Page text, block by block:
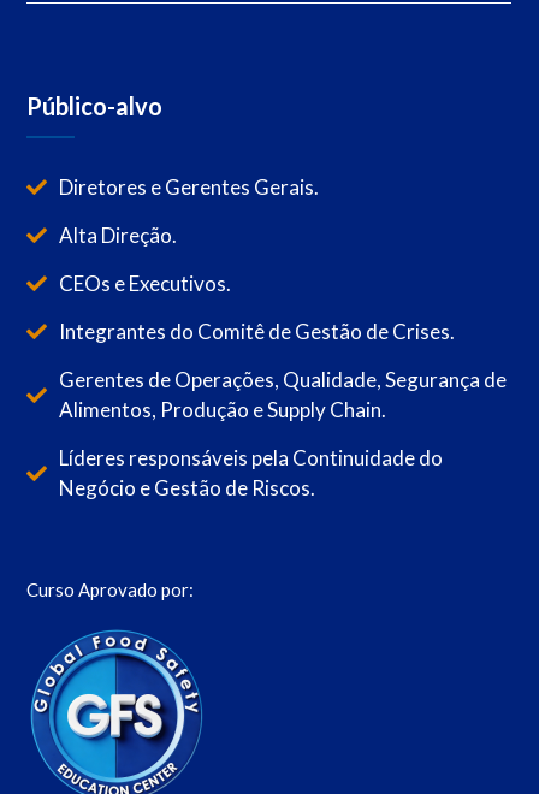
Público-alvo
Diretores e Gerentes Gerais.
Alta Direção.
CEOs e Executivos.
Integrantes do Comitê de Gestão de Crises.
Gerentes de Operações, Qualidade, Segurança de
Alimentos, Produção e Supply Chain.
Líderes responsáveis pela Continuidade do
Negócio e Gestão de Riscos.
Curso Aprovado por: